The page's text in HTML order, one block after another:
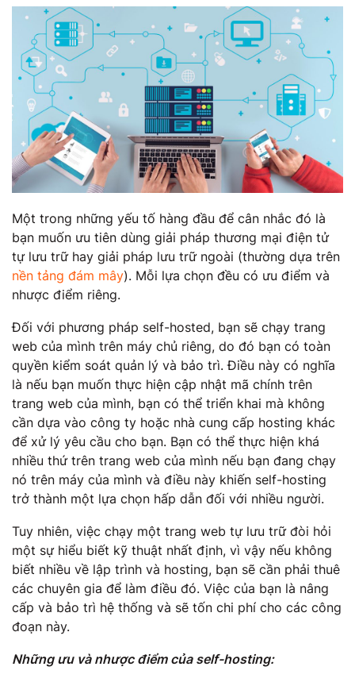
Một trong những yếu tố hàng đầu để cân nhắc đó là
bạn muốn ưu tiên dùng giải pháp thương mại điện tử
tự lưu trữ hay giải pháp lưu trữ ngoài (thường dựa trên
nền tảng đám mây). Mỗi lựa chọn đều có ưu điểm và
nhược điểm riêng.
Đối với phương pháp self-hosted, bạn sẽ chạy trang
web của mình trên máy chủ riêng, do đó bạn có toàn
quyền kiểm soát quản lý và bảo trì. Điều này có nghĩa
là nếu bạn muốn thực hiện cập nhật mã chính trên
trang web của mình, bạn có thể triển khai mà không
cần dựa vào công ty hoặc nhà cung cấp hosting khác
để xử lý yêu cầu cho bạn. Bạn có thể thực hiện khá
nhiều thứ trên trang web của mình nếu bạn đang chạy
nó trên máy của mình và điều này khiến self-hosting
trở thành một lựa chọn hấp dẫn đối với nhiều người.
Tuy nhiên, việc chạy một trang web tự lưu trữ đòi hỏi
một sự hiểu biết kỹ thuật nhất định, vì vậy nếu không
biết nhiều về lập trình và hosting, bạn sẽ cần phải thuê
các chuyên gia để làm điều đó. Việc của bạn là nâng
cấp và bảo trì hệ thống và sẽ tốn chi phí cho các công
đoạn này.
Những ưu và nhược điểm của self-hosting: